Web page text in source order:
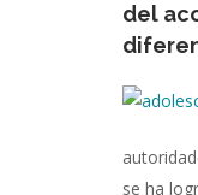
del
se ha